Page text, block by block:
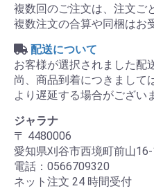
複数回のご注文は、注文ご
複数注文の合算や同梱はお
配送について
お客様が選択されました配
尚、商品到着につきまして
より遅延する場合がござい
ジャラナ
〒 4480006
愛知県刈谷市西境町前山16-
電話：0566709320
ネット注文 24 時間受付